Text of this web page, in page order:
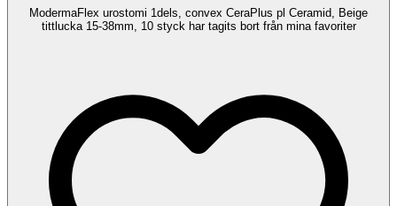
ModermaFlex urostomi 1dels, convex CeraPlus pl Ceramid, Beige
tittlucka 15-38mm, 10 styck har tagits bort från mina favoriter